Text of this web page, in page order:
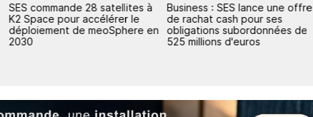
SES commande 28 satellites à
K2 Space pour accélérer le
déploiement de meoSphere en
2030
Business : SES lance une offre
de rachat cash pour ses
obligations subordonnées de
525 millions d'euros